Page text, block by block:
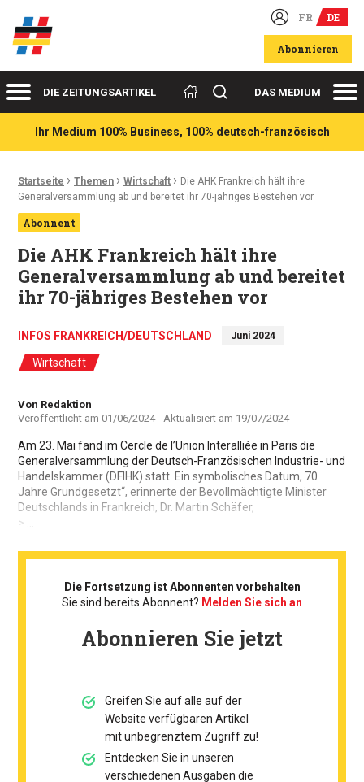
Deutsch-französische Wirtschaftsakteure FR DE
Abonnieren
MenüDIE ZEITUNGSARTIKEL Suchen DAS MEDIUM
Ihr Medium 100% Business, 100% deutsch-französisch
Ariadnefaden:
Startseite › Themen › Wirtschaft › Die AHK Frankreich hält ihre
Generalversammlung ab und bereitet ihr 70-jähriges Bestehen vor
Abonnent
Die AHK Frankreich hält ihre
Generalversammlung ab und bereitet
ihr 70-jähriges Bestehen vor
INFOS FRANKREICH/DEUTSCHLAND Juni 2024
Wirtschaft
Autor
Von Redaktion
Veröffentlicht am 01/06/2024- Aktualisiert am 19/07/2024
Am 23. Mai fand im Cercle de l’Union Interalliée in Paris die
Generalversammlung der Deutsch-Französischen Industrie- und
Handelskammer (DFIHK) statt. Ein symbolisches Datum, 70
Jahre Grundgesetzt“, erinnerte der Bevollmächtigte Minister
Deutschlands in Frankreich, Dr. Martin Schäfer,
> ...
Die Fortsetzung ist Abonnenten vorbehalten
Sie sind bereits Abonnent? Melden Sie sich an
Abonnieren Sie jetzt
Greifen Sie auf alle auf der
Website verfügbaren Artikel
mit unbegrenztem Zugriff zu!
Entdecken Sie in unseren
verschiedenen Ausgaben die